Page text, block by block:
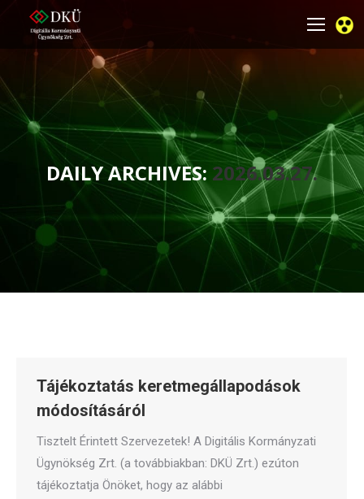
DAILY ARCHIVES: 2026.03.27.
You are here:
Tájékoztatás keretmegállapodások
módosításáról
Tisztelt Érintett Szervezetek! A Digitális Kormányzati
Ügynökség Zrt. (a továbbiakban: DKÜ Zrt.) ezúton
tájékoztatja Önöket, hogy az alábbi